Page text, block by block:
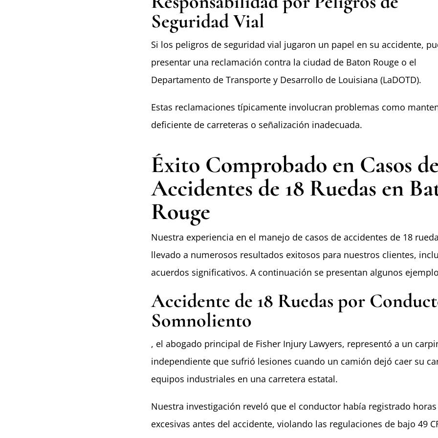
Seguridad Vial
Si los peligros de seguridad vial jugaron un papel en su accidente,
presentar una reclamación contra la ciudad de Baton Rouge o el
Departamento de Transporte y Desarrollo de Louisiana (LaDOTD).
Estas reclamaciones típicamente involucran problemas como
deficiente de carreteras o señalización inadecuada.
Éxito Comprobado en Casos de
Accidentes de 18 Ruedas en
Rouge
Nuestra experiencia en el manejo de casos de accidentes de 18
llevado a numerosos resultados exitosos para nuestros clientes,
acuerdos significativos. A continuación se presentan algunos
Accidente de 18 Ruedas por
Somnoliento
, el abogado principal de Fisher Injury Lawyers, representó a un
independiente que sufrió lesiones cuando un camión dejó caer su
equipos industriales en una carretera estatal.
Nuestra investigación reveló que el conductor había registrado horas
excesivas antes del accidente, violando las regulaciones de bajo 49